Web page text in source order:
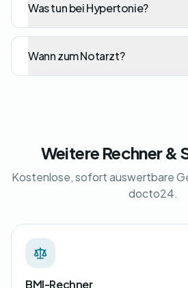
Was tun bei Hypertonie?
Wann zum Notarzt?
Weitere Rechner &
Kostenlose, sofort auswertbare
docto24.
BMI-Rechner